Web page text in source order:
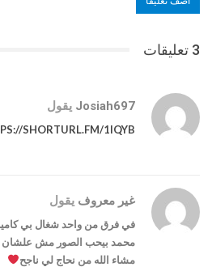
3 تعليقات
Josiah697 يقول
SHORTURL.FM/1IQYB
غير معروف يقول
في فرق من واحد شغال بي
محمد بيحب الصور مش علشان
مشاء الله من نحاج لي ناجح